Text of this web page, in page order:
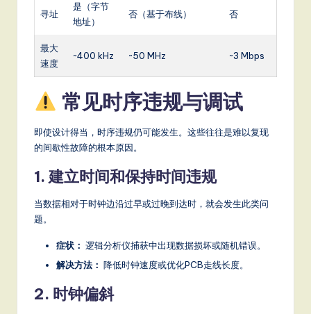
寻址
是（字节
地址）
否（基于布线） 否
最大
速度
~400 kHz ~50 MHz ~3 Mbps
常见时序违规与调试
即使设计得当，时序违规仍可能发生。这些往往是难以复现
的间歇性故障的根本原因。
1. 建立时间和保持时间违规
当数据相对于时钟边沿过早或过晚到达时，就会发生此类问
题。
症状： 逻辑分析仪捕获中出现数据损坏或随机错误。
解决方法： 降低时钟速度或优化PCB走线长度。
2. 时钟偏斜